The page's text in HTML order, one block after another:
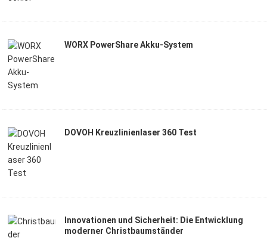
WORX PowerShare Akku-System
DOVOH Kreuzlinienlaser 360 Test
Innovationen und Sicherheit: Die Entwicklung
moderner Christbaumständer